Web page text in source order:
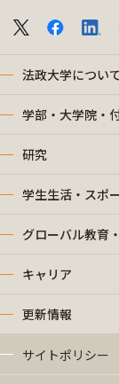
法政大学につい
学部・大学院・
研究
学生生活・スポ
グローバル教育
キャリア
更新情報
サイトポリシー